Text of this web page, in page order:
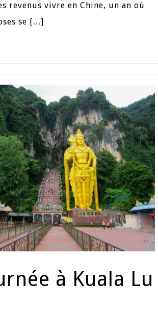
revenus vivre en Chine, un an où
se […]
à Kuala Lu